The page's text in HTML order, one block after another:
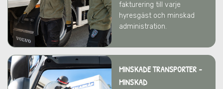
fakturering till varje
hyresgäst och minskad
administration.
MINSKADE TRANSPORTER -
MINSKAD